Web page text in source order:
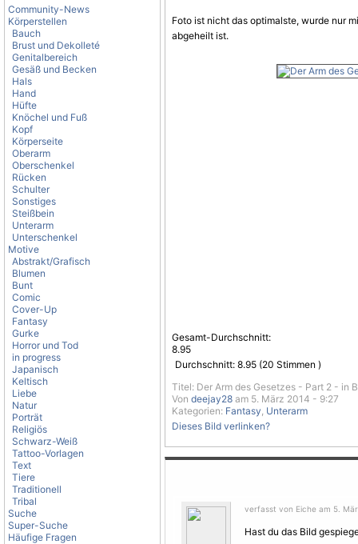
Community-News
Körperstellen
Bauch
Brust und Dekolleté
Genitalbereich
Gesäß und Becken
Hals
Hand
Hüfte
Knöchel und Fuß
Kopf
Körperseite
Oberarm
Oberschenkel
Rücken
Schulter
Sonstiges
Steißbein
Unterarm
Unterschenkel
Motive
Abstrakt/Grafisch
Blumen
Bunt
Comic
Cover-Up
Fantasy
Gurke
Horror und Tod
in progress
Japanisch
Keltisch
Liebe
Natur
Porträt
Religiös
Schwarz-Weiß
Tattoo-Vorlagen
Text
Tiere
Traditionell
Tribal
Suche
Super-Suche
Häufige Fragen
Foto ist nicht das optimalste, wurde nur
abgeheilt ist.
Gesamt-Durchschnitt:
8.95
Durchschnitt: 8.95 (20 Stimmen )
Titel: Der Arm des Gesetzes - Part 2 - in
Von deejay28 am 5. März 2014 - 9:27
Kategorien: Fantasy, Unterarm
Dieses Bild verlinken?
verfasst von Eiche am 5.
Hast du das Bild